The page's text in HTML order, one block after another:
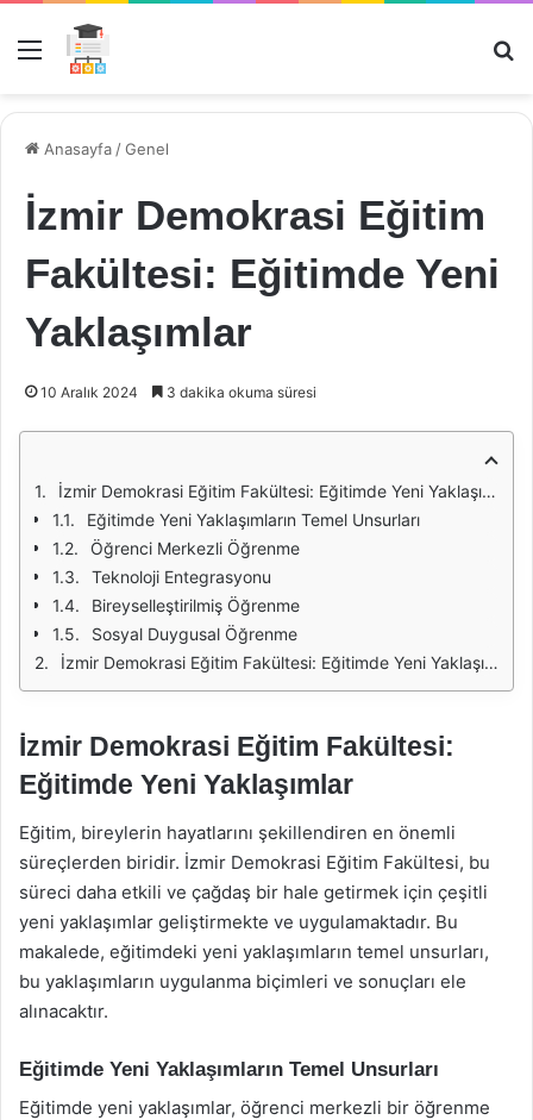
Menü
Anasayfa /Genel
İzmir Demokrasi Eğitim
Fakültesi: Eğitimde Yeni
Yaklaşımlar
10 Aralık 2024 3 dakika okuma süresi
İzmir Demokrasi Eğitim Fakültesi: Eğitimde Yeni Yaklaşımlar
Eğitimde Yeni Yaklaşımların Temel Unsurları
Öğrenci Merkezli Öğrenme
Teknoloji Entegrasyonu
Bireyselleştirilmiş Öğrenme
Sosyal Duygusal Öğrenme
İzmir Demokrasi Eğitim Fakültesi: Eğitimde Yeni Yaklaşımlar
İzmir Demokrasi Eğitim Fakültesi:
Eğitimde Yeni Yaklaşımlar
Eğitim, bireylerin hayatlarını şekillendiren en önemli
süreçlerden biridir. İzmir Demokrasi Eğitim Fakültesi, bu
süreci daha etkili ve çağdaş bir hale getirmek için çeşitli
yeni yaklaşımlar geliştirmekte ve uygulamaktadır. Bu
makalede, eğitimdeki yeni yaklaşımların temel unsurları,
bu yaklaşımların uygulanma biçimleri ve sonuçları ele
alınacaktır.
Eğitimde Yeni Yaklaşımların Temel Unsurları
Eğitimde yeni yaklaşımlar, öğrenci merkezli bir öğrenme